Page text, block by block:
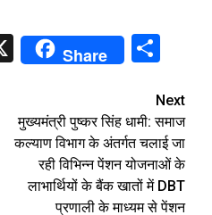
X Share
Next
मुख्यमंत्री पुष्कर सिंह धामी: समाज
कल्याण विभाग के अंतर्गत चलाई जा
रही विभिन्न पेंशन योजनाओं के
लाभार्थियों के बैंक खातों में DBT
प्रणाली के माध्यम से पेंशन